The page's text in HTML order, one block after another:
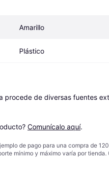
Amarillo
Plástico
procede de diversas fuentes
Comunícalo aquí.
de pago para una compra de
mínimo y máximo varía por